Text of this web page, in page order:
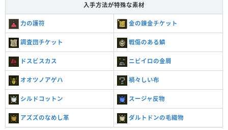
入手方法が特殊な素材
力の護符 金の錬金チケット
調査団チケット 戦傷のある鱗
ドスビスカス ニビイロの金屑
オオツノアゲハ 禍々しい布
シルドコットン スージャ反物
アズズのなめし革 ダルトドンの毛織物